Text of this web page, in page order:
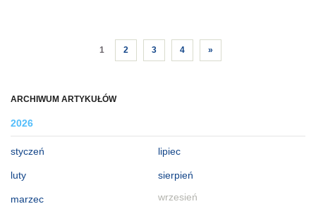
ARCHIWUM ARTYKUŁÓW
2026
styczeń
luty
marzec
lipiec
sierpień
wrzesień
1 2 3 4 »